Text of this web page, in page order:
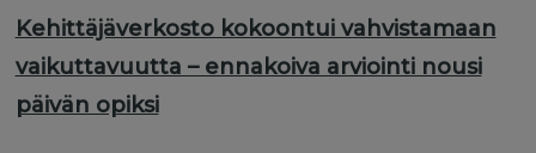
Kehittäjäverkosto kokoontui vahvistamaan
vaikuttavuutta – ennakoiva arviointi nousi
päivän opiksi